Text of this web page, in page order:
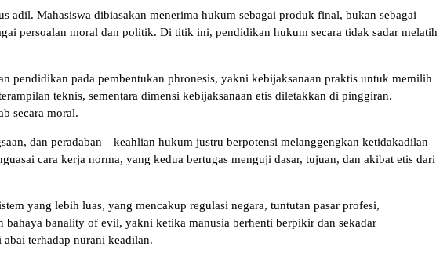
adil. Mahasiswa dibiasakan menerima hukum sebagai produk final, bukan sebagai
persoalan moral dan politik. Di titik ini, pendidikan hukum secara tidak sadar melatih
pendidikan pada pembentukan phronesis, yakni kebijaksanaan praktis untuk memilih
teknis, sementara dimensi kebijaksanaan etis diletakkan di pinggiran.
secara moral.
dan peradaban—keahlian hukum justru berpotensi melanggengkan ketidakadilan
cara kerja norma, yang kedua bertugas menguji dasar, tujuan, dan akibat etis dari
yang lebih luas, yang mencakup regulasi negara, tuntutan pasar profesi,
banality of evil, yakni ketika manusia berhenti berpikir dan sekadar
terhadap nurani keadilan.